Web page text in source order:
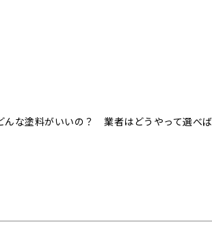
な塗料がいいの？ 業者はどうやって選べ